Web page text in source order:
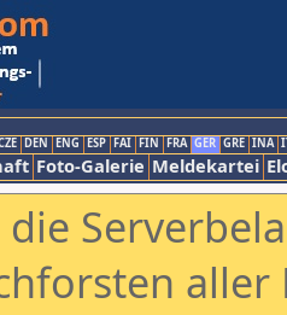
DEN ENG ESP FAI FIN FRA GER GRE INA
Foto-Galerie Meldekartei
aller